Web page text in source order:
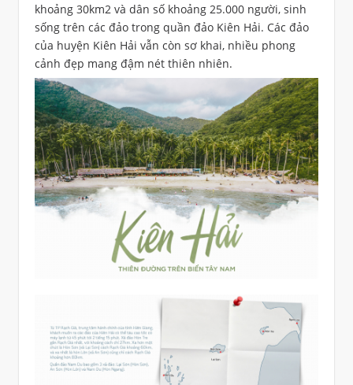
khoảng 30km2 và dân số khoảng 25.000 người, sinh
sống trên các đảo trong quần đảo Kiên Hải. Các đảo
của huyện Kiên Hải vẫn còn sơ khai, nhiều phong
cảnh đẹp mang đậm nét thiên nhiên.